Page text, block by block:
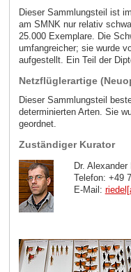
Dieser Sammlungsteil ist
am SMNK nur relativ
25.000 Exemplare. Die
umfangreicher; sie wurde
aufgestellt. Ein Teil der
Netzflüglerartige
Dieser Sammlungsteil
determinierten Arten. Sie
geordnet.
Zuständiger Kurator
Dr. Alexander
Telefon: +49
E-Mail: